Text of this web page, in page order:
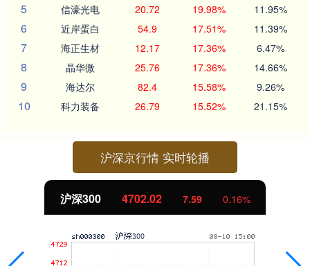
5 信濠光电 20.72 19.98% 11.95%
6 近岸蛋白 54.9 17.51% 11.39%
7 海正生材 12.17 17.36% 6.47%
8 晶华微 25.76 17.36% 14.66%
9 海达尔 82.4 15.58% 9.26%
10 科力装备 26.79 15.52% 21.15%
沪深京行情 实时轮播
北证50 1122.88 -11.37 -1.00%